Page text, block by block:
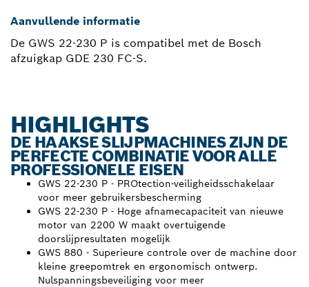
Aanvullende informatie
De GWS 22-230 P is compatibel met de Bosch
afzuigkap GDE 230 FC-S.
HIGHLIGHTS
DE HAAKSE SLIJPMACHINES ZIJN DE
PERFECTE COMBINATIE VOOR ALLE
PROFESSIONELE EISEN
GWS 22-230 P - PROtection-veiligheidsschakelaar
voor meer gebruikersbescherming
GWS 22-230 P - Hoge afnamecapaciteit van nieuwe
motor van 2200 W maakt overtuigende
doorslijpresultaten mogelijk
GWS 880 - Superieure controle over de machine door
kleine greepomtrek en ergonomisch ontwerp.
Nulspanningsbeveiliging voor meer